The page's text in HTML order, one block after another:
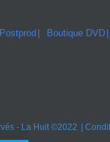
Postprod Boutique DVD
- La Huit ©2022